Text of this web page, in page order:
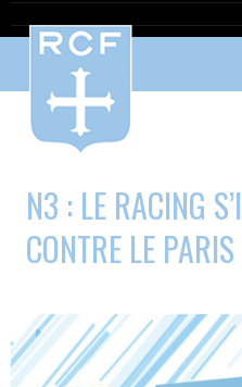
N3 : LE RACING
CONTRE LE